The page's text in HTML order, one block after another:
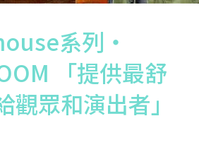
系列・
「提供最舒
觀眾和演出者」